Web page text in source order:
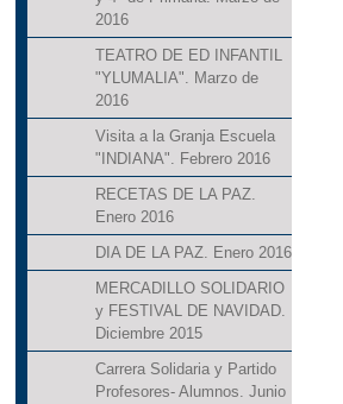
2016
TEATRO DE ED INFANTIL
"YLUMALIA". Marzo de
2016
Visita a la Granja Escuela
"INDIANA". Febrero 2016
RECETAS DE LA PAZ.
Enero 2016
DIA DE LA PAZ. Enero 2016
MERCADILLO SOLIDARIO
y FESTIVAL DE NAVIDAD.
Diciembre 2015
Carrera Solidaria y Partido
Profesores- Alumnos. Junio